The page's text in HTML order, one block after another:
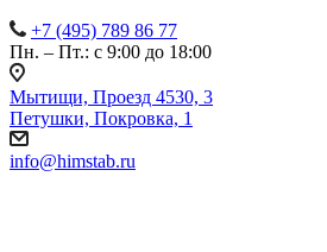
+7 (495) 789 86 77
Пн. – Пт.: с 9:00 до 18:00
Мытищи, Проезд 4530, 3
Петушки, Покровка, 1
info@himstab.ru